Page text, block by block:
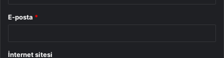
E-posta *
İnternet sitesi